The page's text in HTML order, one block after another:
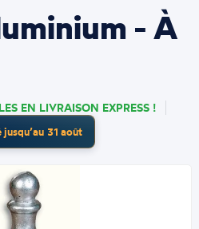
- À
EN LIVRAISON EXPRESS !
31 août